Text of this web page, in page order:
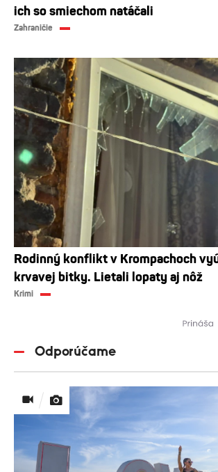
ich so smiechom natáčali
Zahraničie
Rodinný konflikt v Krompachoch
krvavej bitky. Lietali lopaty aj nôž
Krimi
Odporúčame